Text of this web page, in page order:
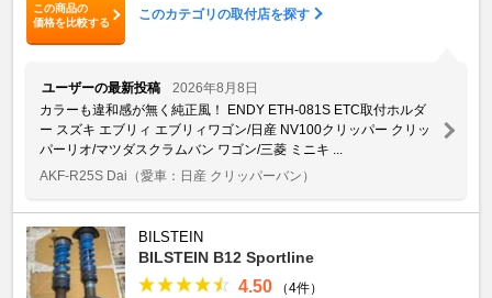
この商品の
価格を比較する
このカテゴリの取付店を探す
ユーザーの最新投稿
2026年8月8日
カラーも違和感が無く純正風！ ENDY ETH-081S ETC取付ホルダ
ー スズキ エブリィ エブリィワゴン/日産 NV100クリッパー クリッ
パーリオ/マツダスクラムバン ワゴン/三菱 ミニキ ...
AKF-R25S Dai （愛車：日産 クリッパーバン）
BILSTEIN
BILSTEIN B12 Sportline
4.50
（4件）